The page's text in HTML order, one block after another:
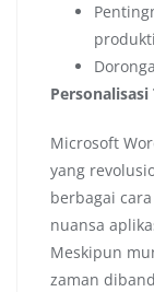
Microsoft
yang
berbagai
nuansa
Meskipun
zaman